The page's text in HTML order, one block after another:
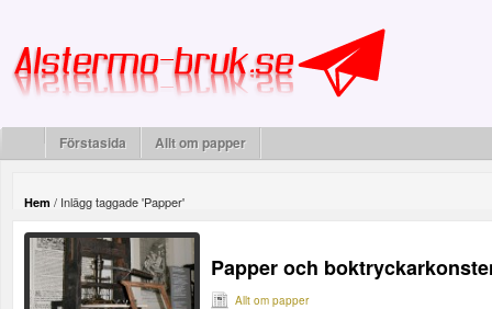
Förstasida Allt om papper
Hem / Inlägg taggade 'Papper'
Papper och
Allt om papper